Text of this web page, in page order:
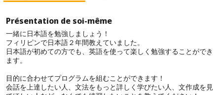
Présentation de soi-même
一緒に日本語を勉強しましょう！
フィリピンで日本語２年間教えていました。
日本語が初めての方でも、英語を使って楽しく勉強することができ
ます。
目的に合わせてプログラムを組むことができます！
会話を上達したい人、文法をもっと詳しく学びたい人、文作成を見